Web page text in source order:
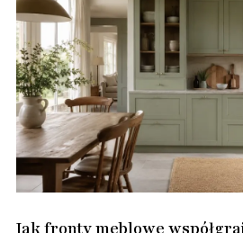
Jak fronty meblowe